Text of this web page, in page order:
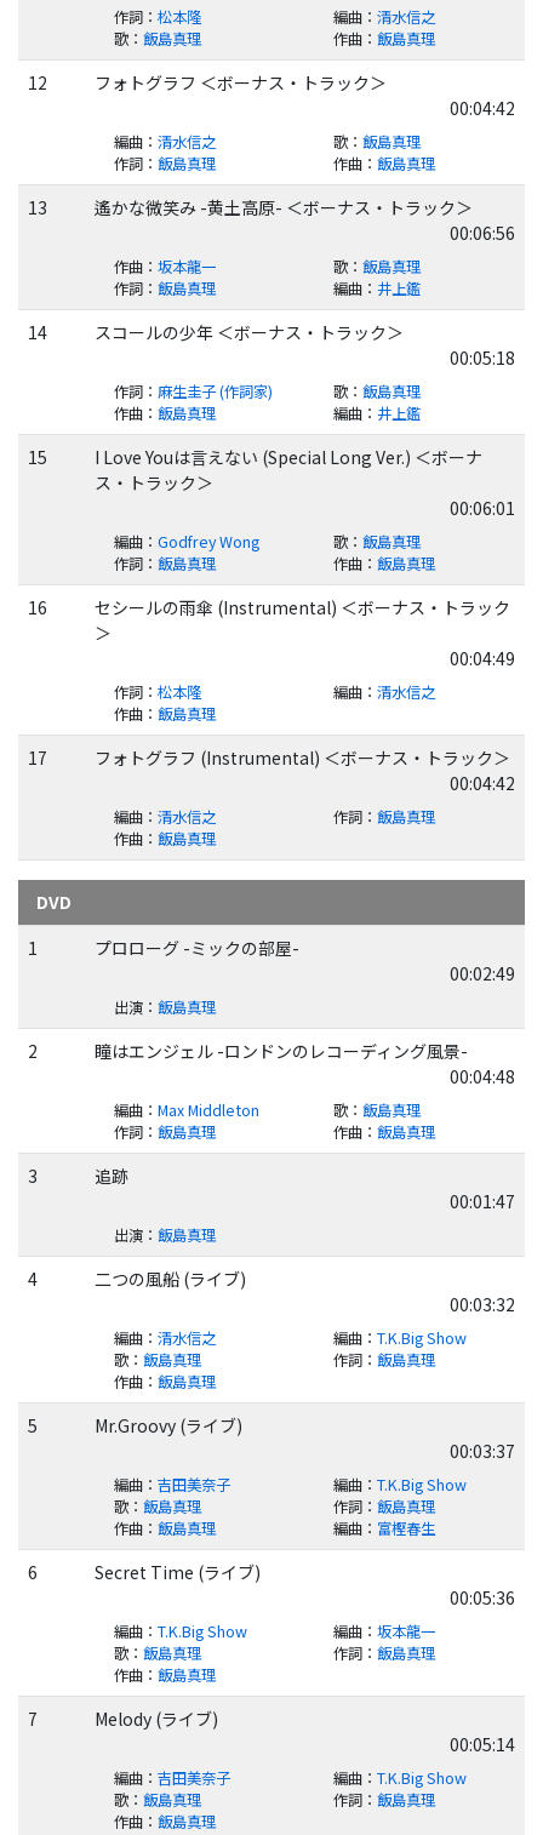
作詞： 松本隆 編曲： 清水信之
歌： 飯島真理 作曲： 飯島真理
12
フォトグラフ ＜ボーナス・トラック＞
00:04:42
編曲： 清水信之 歌： 飯島真理
作詞： 飯島真理 作曲： 飯島真理
13
遙かな微笑み -黄土高原- ＜ボーナス・トラック＞
00:06:56
作曲： 坂本龍一 歌： 飯島真理
作詞： 飯島真理 編曲： 井上鑑
14
スコールの少年 ＜ボーナス・トラック＞
00:05:18
作詞： 麻生圭子 (作詞家) 歌： 飯島真理
作曲： 飯島真理 編曲： 井上鑑
15
I Love Youは言えない (Special Long Ver.) ＜ボーナ
ス・トラック＞
00:06:01
編曲： Godfrey Wong 歌： 飯島真理
作詞： 飯島真理 作曲： 飯島真理
16
セシールの雨傘 (Instrumental) ＜ボーナス・トラック
＞
00:04:49
作詞： 松本隆 編曲： 清水信之
作曲： 飯島真理
17
フォトグラフ (Instrumental) ＜ボーナス・トラック＞
00:04:42
編曲： 清水信之 作詞： 飯島真理
作曲： 飯島真理
DVD
1
プロローグ -ミックの部屋-
00:02:49
出演： 飯島真理
2
瞳はエンジェル -ロンドンのレコーディング風景-
00:04:48
編曲： Max Middleton 歌： 飯島真理
作詞： 飯島真理 作曲： 飯島真理
3
追跡
00:01:47
出演： 飯島真理
4
二つの風船 (ライブ)
00:03:32
編曲： 清水信之 編曲： T.K.Big Show
歌： 飯島真理 作詞： 飯島真理
作曲： 飯島真理
5
Mr.Groovy (ライブ)
00:03:37
編曲： 吉田美奈子 編曲： T.K.Big Show
歌： 飯島真理 作詞： 飯島真理
作曲： 飯島真理 編曲： 富樫春生
6
Secret Time (ライブ)
00:05:36
編曲： T.K.Big Show 編曲： 坂本龍一
歌： 飯島真理 作詞： 飯島真理
作曲： 飯島真理
7
Melody (ライブ)
00:05:14
編曲： 吉田美奈子 編曲： T.K.Big Show
歌： 飯島真理 作詞： 飯島真理
作曲： 飯島真理